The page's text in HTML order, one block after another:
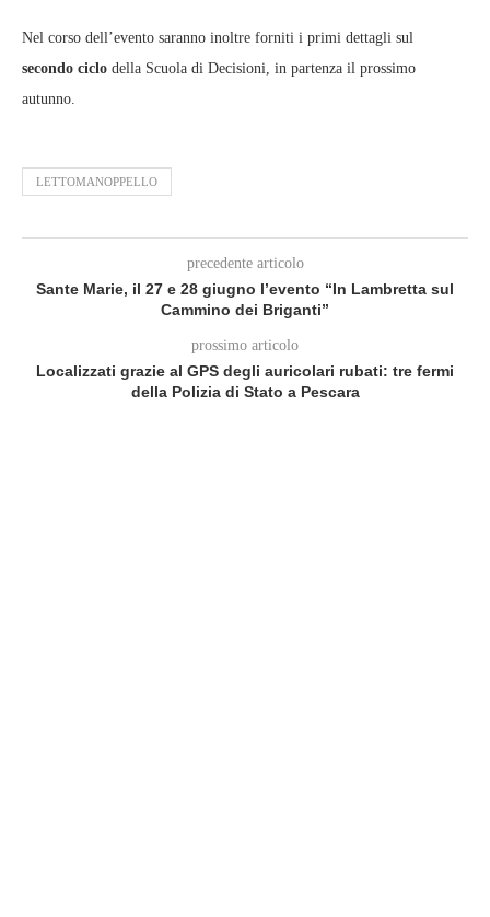
Nel corso dell’evento saranno inoltre forniti i primi dettagli sul
secondo ciclo della Scuola di Decisioni, in partenza il prossimo
autunno.
LETTOMANOPPELLO
precedente articolo
Sante Marie, il 27 e 28 giugno l’evento “In Lambretta sul
Cammino dei Briganti”
prossimo articolo
Localizzati grazie al GPS degli auricolari rubati: tre fermi
della Polizia di Stato a Pescara